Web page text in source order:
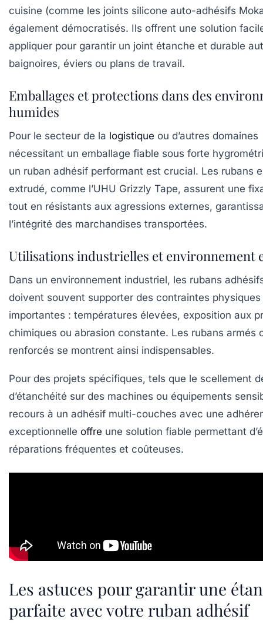
cuisine (comme les joints silicone auto-adhésifs
également démocratisés. Ils offrent une solution
appliquer pour garantir un joint étanche et durable
baignoires, éviers ou plans de travail.
Emballages et protections dans des
humides
Pour le secteur de la logistique ou d’autres domaines
nécessitant un emballage fiable sous forte
un ruban adhésif performant est crucial. Les rubans
extrudé, comme l’UHU Grizzly Tape, assurent une
tout en résistants aux agressions externes,
l’intégrité des marchandises transportées.
Utilisations industrielles et environnement
Dans un environnement industriel, les rubans
doivent souvent supporter des contraintes physiques
importantes : températures élevées, exposition aux
chimiques ou abrasion constante. Les rubans armés
renforcés se montrent ainsi indispensables.
Pour des projets spécifiques, tels que le scellement
d’étanchéité sur des machines ou équipements
recours à un adhésif multi-couches avec une
exceptionnelle offre une solution fiable permettant
réparations fréquentes et coûteuses.
Les astuces pour garantir une
parfaite avec votre ruban adhésif